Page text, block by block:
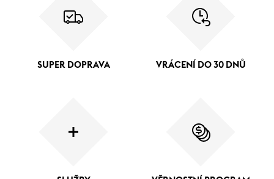
SUPER DOPRAVA VRÁCENÍ DO 30 DNŮ